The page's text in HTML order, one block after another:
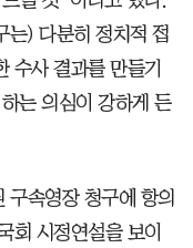
는) 다분히 정치적 접
수사 결과를 만들기
는 의심이 강하게 든
속영장 청구에 항의
회 시정연설을 보이